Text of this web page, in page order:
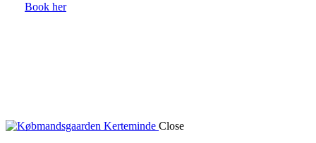
Book her
Close